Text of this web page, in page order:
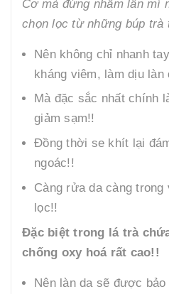
Cơ mà đừng nhầm lẫn mí
chọn lọc từ những búp trà
Nên không chỉ nhanh
kháng viêm, làm dịu làn
Mà đặc sắc nhất chính
giảm sạm!!
Đồng thời se khít lại
ngoác!!
Càng rửa da càng
lọc!!
Đặc biệt trong lá trà
chống oxy hoá rất cao!!
Nên làn da sẽ được